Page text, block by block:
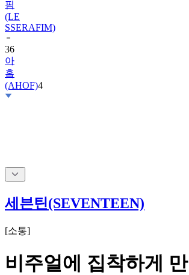
핌
(LE
SSERAFIM)
36
아
홉
(AHOF)4
세븐틴(SEVENTEEN)
[소통]
비주얼에 집착하게